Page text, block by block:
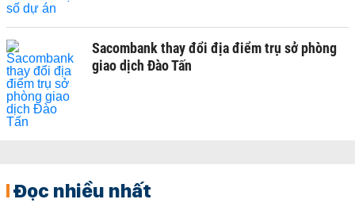
Sacombank thay đổi địa điểm trụ sở phòng
giao dịch Đào Tấn
Đọc nhiều nhất